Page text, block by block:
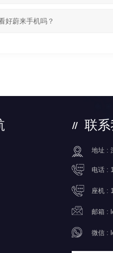
好蔚来手机吗？
联
地址 :
电话 :
座机 :
邮箱 :
微信 :